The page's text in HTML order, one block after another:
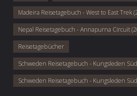
Madeira Reisetagebuch - West to East Trek
Nepal Reisetagebuch - Annapurna Circuit
Reisetagebücher
Schweden Reisetagebuch - Kungsleden
Schweden Reisetagebuch - Kungsleden